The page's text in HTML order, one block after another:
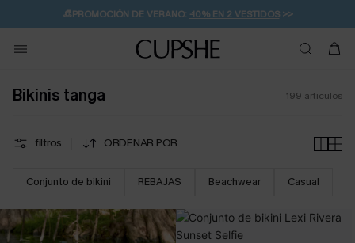
👒PROMOCIÓN DE VERANO: -10% EN 2 VESTIDOS>>
💌¡SUSCRIBIRSE & GANAR -10% EXTRA!
🚚ENVÍO GRATUITO A PARTIR DE 49 € >>
Bikinis tanga 199 artículos
filtros ORDENAR POR
Conjunto de bikini REBAJAS Beachwear Casual